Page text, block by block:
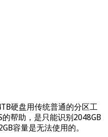
硬盘用传统普通的分区工
帮助，是只能识别2048GB
容量是无法使用的。